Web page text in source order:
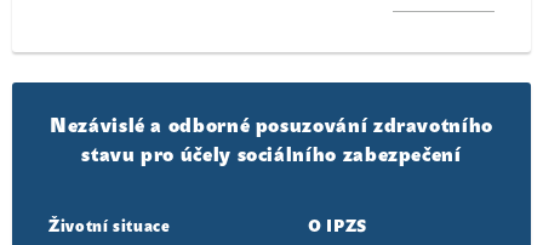
Nezávislé a odborné posuzování zdravotního
stavu pro účely sociálního zabezpečení
Životní situace O IPZS